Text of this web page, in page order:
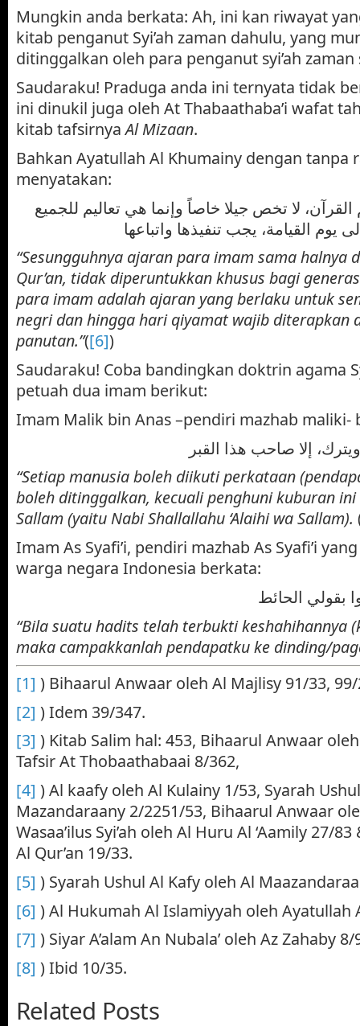
Mungkin anda berkata: Ah, ini kan riwayat
kitab penganut Syi’ah zaman dahulu, yang
ditinggalkan oleh para penganut syi’ah zaman
Saudaraku! Praduga anda ini ternyata tidak
ini dinukil juga oleh At Thabaathaba’i wafat
kitab tafsirnyaAl Mizaan.
Bahkan Ayatullah Al Khumainy dengan tanpa
menyatakan:
القرآن، لا تخص جيلا خاصاً وإنما هي تعاليم للجميع
“Sesungguhnya ajaran para imam sama halnya
Qur’an, tidak diperuntukkan khusus bagi
para imam adalah ajaran yang berlaku untuk
negri dan hingga hari qiyamat wajib diterapkan
panutan.”([6])
Saudaraku! Coba bandingkan doktrin agama
petuah dua imam berikut:
Imam Malik bin Anas –pendiri mazhab maliki-
إلا صاحب هذا القبر
“Setiap manusia boleh diikuti perkataan
boleh ditinggalkan, kecuali penghuni kuburan ini
Sallam (yaitu Nabi Shallallahu ‘Alaihi wa Sallam).
Imam As Syafi’i, pendiri mazhab As Syafi’i
warga negara Indonesia berkata:
بقولي الحائط
“Bila suatu hadits telah terbukti keshahihannya
maka campakkanlah pendapatku ke dinding/
[1] ) Bihaarul Anwaar oleh Al Majlisy 91/33,
[2] ) Idem 39/347.
[3] ) Kitab Salim hal: 453, Bihaarul Anwaar
Tafsir At Thobaathabaai 8/362,
[4] ) Al kaafy oleh Al Kulainy 1/53, Syarah
Mazandaraany 2/2251/53, Bihaarul Anwaar
Wasaa’ilus Syi’ah oleh Al Huru Al ‘Aamily 27/
Al Qur’an 19/33.
[5] ) Syarah Ushul Al Kafy oleh Al
[6] ) Al Hukumah Al Islamiyyah oleh Ayatullah
[7] ) Siyar A’alam An Nubala’ oleh Az Zahaby 8/
[8] ) Ibid 10/35.
Related Posts